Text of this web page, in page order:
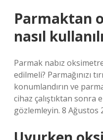
Parmaktan
nasıl
Parmak nabız
edilmeli? Parmağınızı
konumlandırın ve
cihaz çalıştıktan sonra
gözlemleyin. 8 Ağustos